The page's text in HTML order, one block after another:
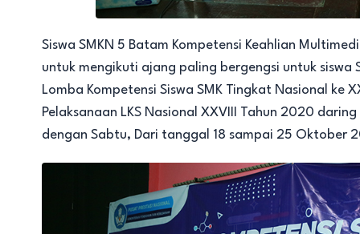
Siswa SMKN 5 Batam Kompetensi Keahlian
untuk mengikuti ajang paling bergengsi untuk
Lomba Kompetensi Siswa SMK Tingkat Nasional ke
Pelaksanaan LKS Nasional XXVIII Tahun 2020
dengan Sabtu, Dari tanggal 18 sampai 25 Oktober